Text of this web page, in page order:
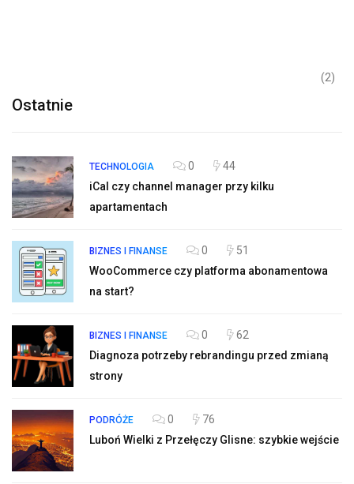
Ostatnie
TECHNOLOGIA 0
44
iCal czy channel manager przy kilku
apartamentach
BIZNES I FINANSE 0
51
WooCommerce czy platforma abonamentowa
na start?
BIZNES I FINANSE 0
62
Diagnoza potrzeby rebrandingu przed zmianą
strony
PODRÓŻE 0
76
Luboń Wielki z Przełęczy Glisne: szybkie wejście
(2)